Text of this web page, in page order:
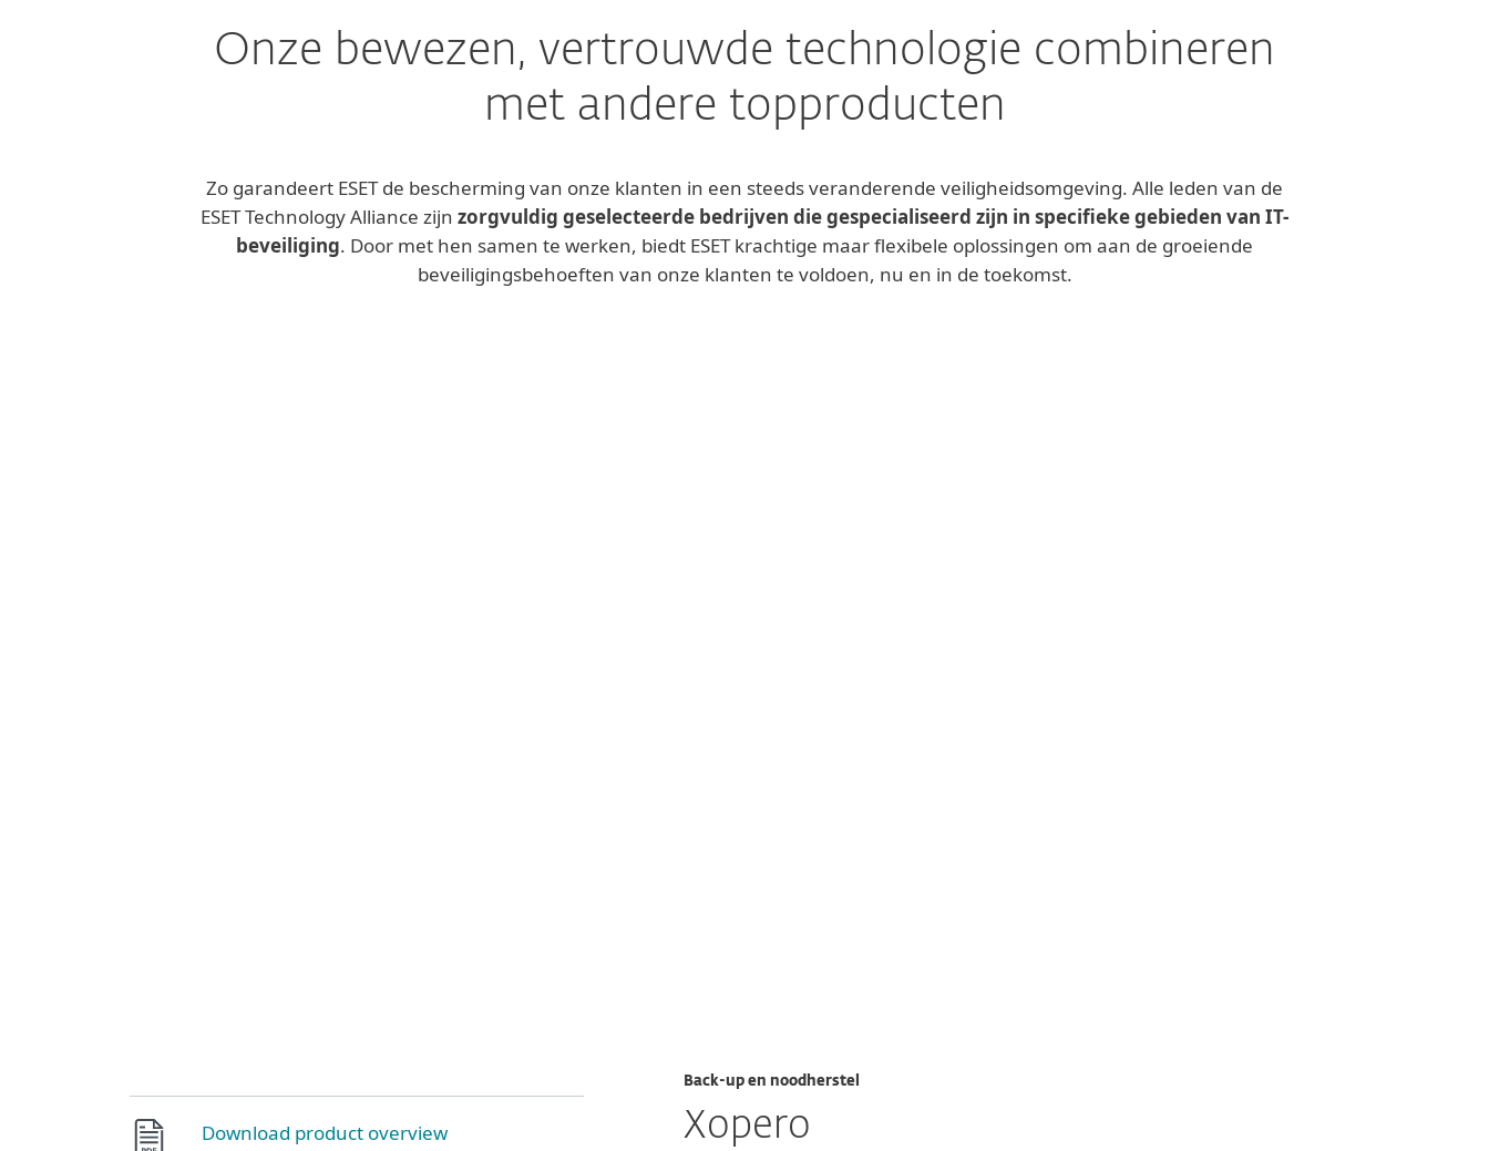
Onze bewezen, vertrouwde technologie combineren
met andere topproducten
Zo garandeert ESET de bescherming van onze klanten in een steeds veranderende veiligheidsomgeving. Alle leden van de
ESET Technology Alliance zijn zorgvuldig geselecteerde bedrijven die gespecialiseerd zijn in specifieke gebieden van IT-
beveiliging. Door met hen samen te werken, biedt ESET krachtige maar flexibele oplossingen om aan de groeiende
beveiligingsbehoeften van onze klanten te voldoen, nu en in de toekomst.
Download product overview
Back-up en noodherstel
Xopero